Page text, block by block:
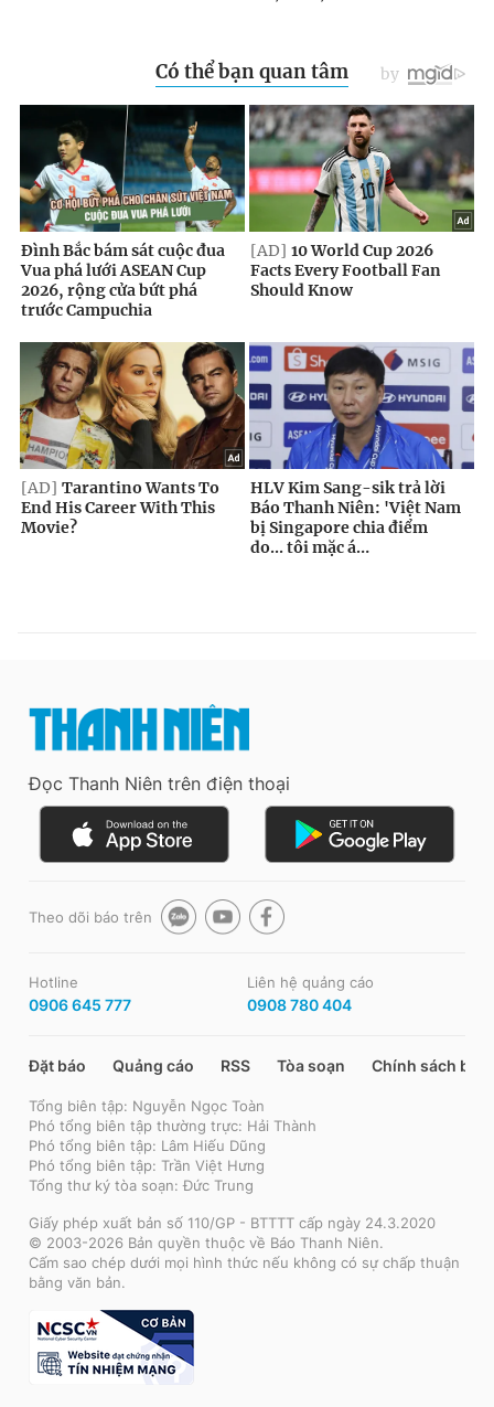
Đọc Thanh Niên trên điện thoại
Theo dõi báo trên
Hotline
0906 645 777
Liên hệ quảng cáo
0908 780 404
Đặt báo Quảng cáo RSS Tòa soạn Chính sách bảo
Tổng biên tập: Nguyễn Ngọc Toàn
Phó tổng biên tập thường trực: Hải Thành
Phó tổng biên tập: Lâm Hiếu Dũng
Phó tổng biên tập: Trần Việt Hưng
Tổng thư ký tòa soạn: Đức Trung
Giấy phép xuất bản số 110/GP - BTTTT cấp ngày 24.3.2020
© 2003-2026 Bản quyền thuộc về Báo Thanh Niên.
Cấm sao chép dưới mọi hình thức nếu không có sự chấp thuận
bằng văn bản.